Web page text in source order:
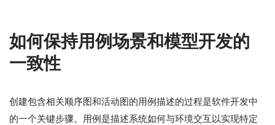
如何保持用例场景和模型开发的
一致性
创建包含相关顺序图和活动图的用例描述的过程是软件开发中
的一个关键步骤。用例是描述系统如何与环境交互以实现特定